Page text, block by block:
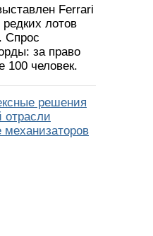
Ferrari
лотов
Спрос
за право
100 человек.
решения
отрасли
механизаторов